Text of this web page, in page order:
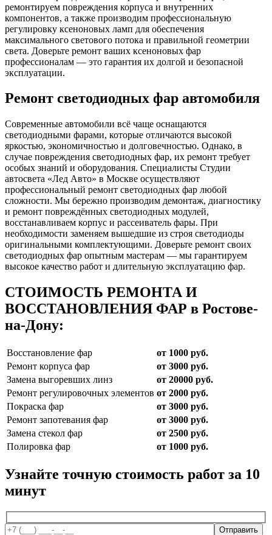
ремонтируем повреждения корпуса и внутренних
компонентов, а также производим профессиональную
регулировку ксеноновых ламп для обеспечения
максимального светового потока и правильной геометрии
света. Доверьте ремонт ваших ксеноновых фар
профессионалам — это гарантия их долгой и безопасной
эксплуатации.
Ремонт светодиодных фар автомобиля
Современные автомобили всё чаще оснащаются
светодиодными фарами, которые отличаются высокой
яркостью, экономичностью и долговечностью. Однако, в
случае повреждения светодиодных фар, их ремонт требует
особых знаний и оборудования. Специалисты Студии
автосвета «Лед Авто» в Москве осуществляют
профессиональный ремонт светодиодных фар любой
сложности. Мы бережно производим демонтаж, диагностику
и ремонт повреждённых светодиодных модулей,
восстанавливаем корпус и рассеиватель фары. При
необходимости заменяем вышедшие из строя светодиоды
оригинальными комплектующими. Доверьте ремонт своих
светодиодных фар опытным мастерам — мы гарантируем
высокое качество работ и длительную эксплуатацию фар.
СТОИМОСТЬ РЕМОНТА И
ВОССТАНОВЛЕНИЯ ФАР в Ростове-
на-Дону:
Восстановление фар
от 1000 руб.
Ремонт корпуса фар
от 3000 руб.
Замена выгоревших линз
от 20000 руб.
Ремонт регулировочных элементов от 2000 руб.
Покраска фар
от 3000 руб.
Ремонт запотевания фар
от 3000 руб.
Замена стекол фар
от 2500 руб.
Полировка фар
от 1000 руб.
Узнайте точную стоимость работ за 10
минут